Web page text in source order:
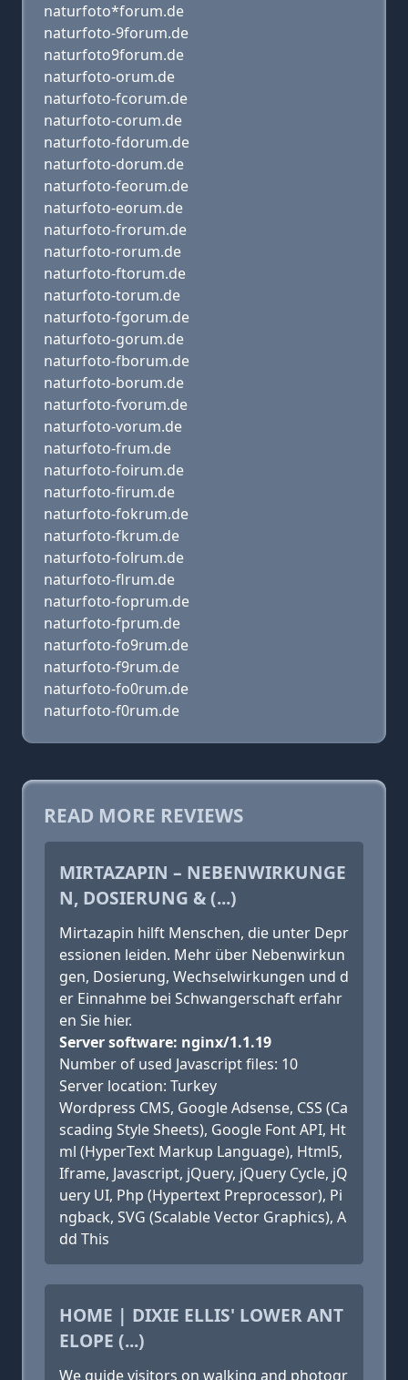
naturfoto*forum.de
naturfoto-9forum.de
naturfoto9forum.de
naturfoto-orum.de
naturfoto-fcorum.de
naturfoto-corum.de
naturfoto-fdorum.de
naturfoto-dorum.de
naturfoto-feorum.de
naturfoto-eorum.de
naturfoto-frorum.de
naturfoto-rorum.de
naturfoto-ftorum.de
naturfoto-torum.de
naturfoto-fgorum.de
naturfoto-gorum.de
naturfoto-fborum.de
naturfoto-borum.de
naturfoto-fvorum.de
naturfoto-vorum.de
naturfoto-frum.de
naturfoto-foirum.de
naturfoto-firum.de
naturfoto-fokrum.de
naturfoto-fkrum.de
naturfoto-folrum.de
naturfoto-flrum.de
naturfoto-foprum.de
naturfoto-fprum.de
naturfoto-fo9rum.de
naturfoto-f9rum.de
naturfoto-fo0rum.de
naturfoto-f0rum.de
READ MORE REVIEWS
MIRTAZAPIN – NEBENWIRKUNGE
N, DOSIERUNG & (...)
Mirtazapin hilft Menschen, die unter Depr
essionen leiden. Mehr über Nebenwirkun
gen, Dosierung, Wechselwirkungen und d
er Einnahme bei Schwangerschaft erfahr
en Sie hier.
Server software: nginx/1.1.19
Number of used Javascript files: 10
Server location: Turkey
Wordpress CMS, Google Adsense, CSS (Ca
scading Style Sheets), Google Font API, Ht
ml (HyperText Markup Language), Html5,
Iframe, Javascript, jQuery, jQuery Cycle, jQ
uery UI, Php (Hypertext Preprocessor), Pi
ngback, SVG (Scalable Vector Graphics), A
dd This
HOME | DIXIE ELLIS' LOWER ANT
ELOPE (...)
We guide visitors on walking and photogr